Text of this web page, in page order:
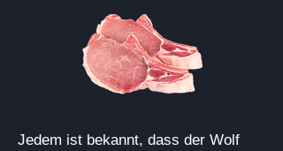
Jedem ist bekannt, dass der Wolf